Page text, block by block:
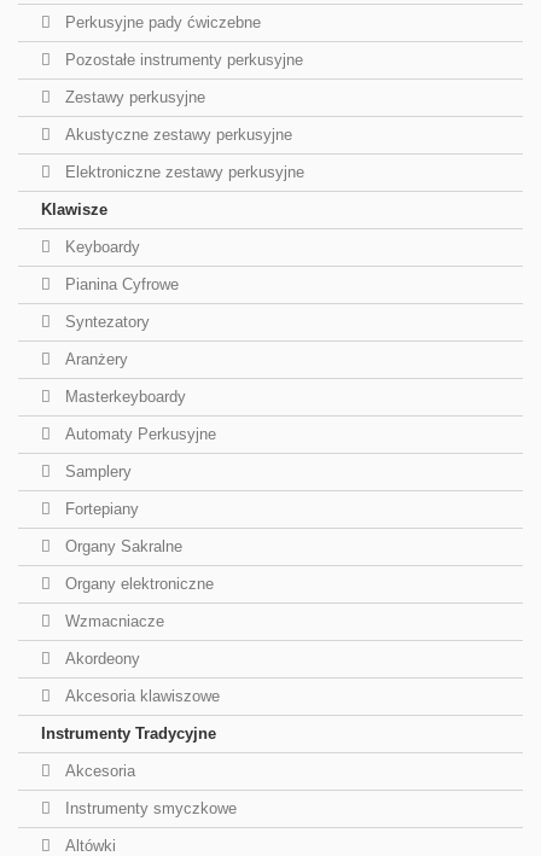
Perkusyjne pady ćwiczebne
Pozostałe instrumenty perkusyjne
Zestawy perkusyjne
Akustyczne zestawy perkusyjne
Elektroniczne zestawy perkusyjne
Klawisze
Keyboardy
Pianina Cyfrowe
Syntezatory
Aranżery
Masterkeyboardy
Automaty Perkusyjne
Samplery
Fortepiany
Organy Sakralne
Organy elektroniczne
Wzmacniacze
Akordeony
Akcesoria klawiszowe
Instrumenty Tradycyjne
Akcesoria
Instrumenty smyczkowe
Altówki